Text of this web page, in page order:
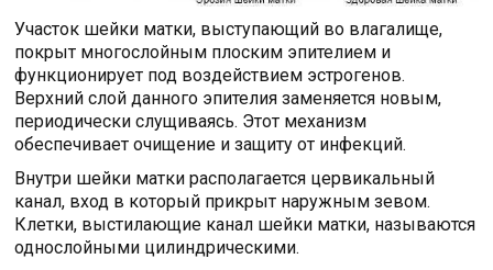
Участок шейки матки, выступающий во влагалище,
покрыт многослойным плоским эпителием и
функционирует под воздействием эстрогенов.
Верхний слой данного эпителия заменяется новым,
периодически слущиваясь. Этот механизм
обеспечивает очищение и защиту от инфекций.
Внутри шейки матки располагается цервикальный
канал, вход в который прикрыт наружным зевом.
Клетки, выстилающие канал шейки матки, называются
однослойными цилиндрическими.